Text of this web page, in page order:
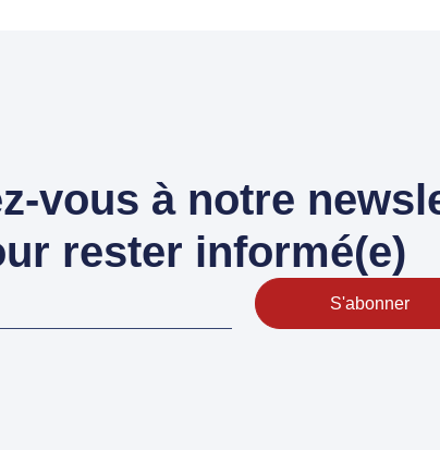
vous à notre
rester informé(e)
S'abonner